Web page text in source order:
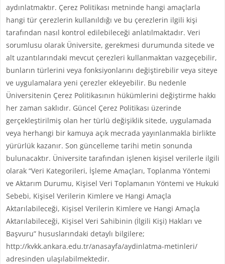
aydınlatmaktır. Çerez Politikası metninde hangi amaçlarla
hangi tür çerezlerin kullanıldığı ve bu çerezlerin ilgili kişi
tarafından nasıl kontrol edilebileceği anlatılmaktadır. Veri
sorumlusu olarak Üniversite, gerekmesi durumunda sitede ve
alt uzantılarındaki mevcut çerezleri kullanmaktan vazgeçebilir,
bunların türlerini veya fonksiyonlarını değiştirebilir veya siteye
ve uygulamalara yeni çerezler ekleyebilir. Bu nedenle
Üniversitenin Çerez Politikasının hükümlerini değiştirme hakkı
her zaman saklıdır. Güncel Çerez Politikası üzerinde
gerçekleştirilmiş olan her türlü değişiklik sitede, uygulamada
veya herhangi bir kamuya açık mecrada yayınlanmakla birlikte
yürürlük kazanır. Son güncelleme tarihi metin sonunda
bulunacaktır. Üniversite tarafından işlenen kişisel verilerle ilgili
olarak “Veri Kategorileri, İşleme Amaçları, Toplanma Yöntemi
ve Aktarım Durumu, Kişisel Veri Toplamanın Yöntemi ve Hukuki
Sebebi, Kişisel Verilerin Kimlere ve Hangi Amaçla
Aktarılabileceği, Kişisel Verilerin Kimlere ve Hangi Amaçla
Aktarılabileceği, Kişisel Veri Sahibinin (İlgili Kişi) Hakları ve
Başvuru” hususlarındaki detaylı bilgilere;
http://kvkk.ankara.edu.tr/anasayfa/aydinlatma-metinleri/
adresinden ulaşılabilmektedir.